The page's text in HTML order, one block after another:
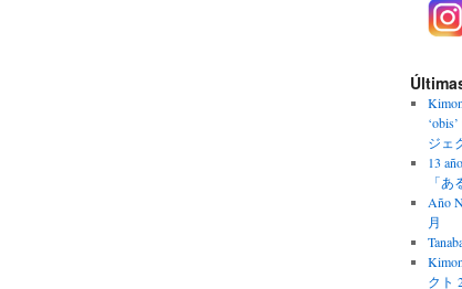
ジェ
13
「
Año
月
クト